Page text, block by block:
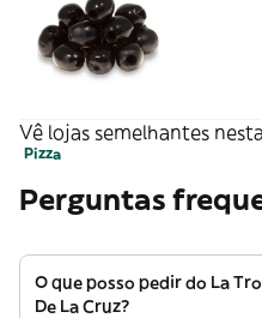
Vê lojas semelhantes
Pizza
Perguntas
O que posso pedir do La
De La Cruz?